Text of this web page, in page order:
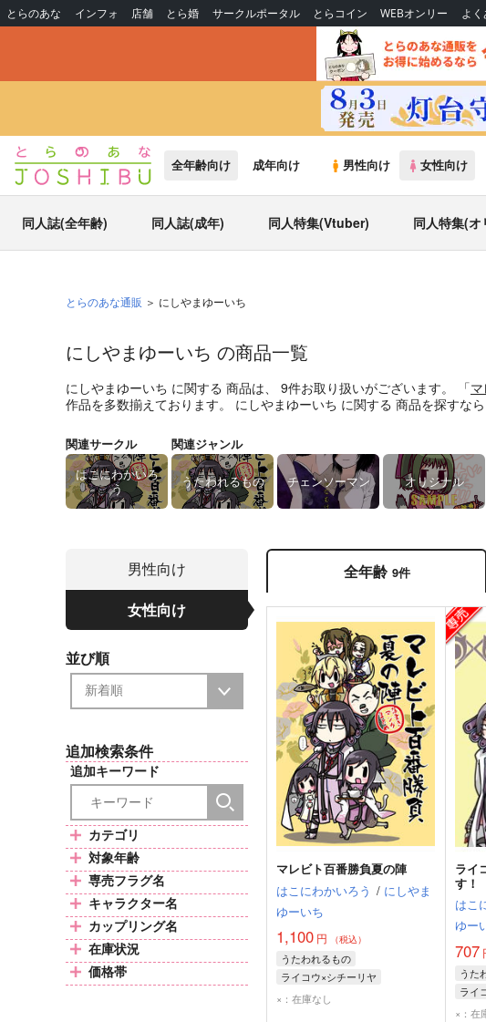
とらのあな インフォ 店舗 とら婚 サークルポータル とらコイン WEBオンリー よ
全年齢向け 成年向け 男性向け 女性向け
同人誌(全年齢) 同人誌(成年) 同人特集(Vtuber) 同人特集(オ
とらのあな通販 にしやまゆーいち
にしやまゆーいち の商品一覧
にしやまゆーいち に関する 商品は、 9件お取り扱いがございます。 「
作品を多数揃えております。 にしやまゆーいち に関する 商品を探すな
関連サークル
はこにわかいろ
う
関連ジャンル
うたわれるもの チェンソーマン オリジナル
男性向け
女性向け
並び順
追加検索条件
追加キーワード
カテゴリ
対象年齢
専売フラグ名
キャラクター名
カップリング名
在庫状況
価格帯
全年齢 9件
マレビト百番勝負夏の陣
はこにわかいろう / にしやま
ゆーいち
1,100 円 （税込）
うたわれるもの
ライコウ×シチーリヤ
ライコウ
×：在庫なし
ライ
す！
はこ
ゆー
707
うた
ライ
ライ
×：在